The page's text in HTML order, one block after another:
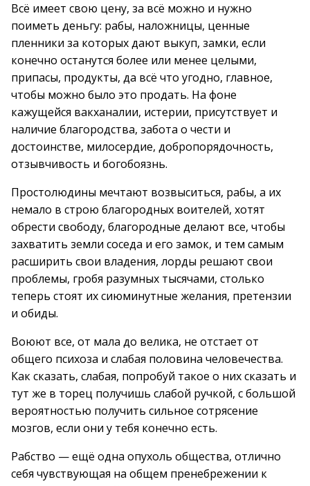
Всё имеет свою цену, за всё можно и нужно
поиметь деньгу: рабы, наложницы, ценные
пленники за которых дают выкуп, замки, если
конечно останутся более или менее целыми,
припасы, продукты, да всё что угодно, главное,
чтобы можно было это продать. На фоне
кажущейся вакханалии, истерии, присутствует и
наличие благородства, забота о чести и
достоинстве, милосердие, добропорядочность,
отзывчивость и богобоязнь.
Простолюдины мечтают возвыситься, рабы, а их
немало в строю благородных воителей, хотят
обрести свободу, благородные делают все, чтобы
захватить земли соседа и его замок, и тем самым
расширить свои владения, лорды решают свои
проблемы, гробя разумных тысячами, столько
теперь стоят их сиюминутные желания, претензии
и обиды.
Воюют все, от мала до велика, не отстает от
общего психоза и слабая половина человечества.
Как сказать, слабая, попробуй такое о них сказать и
тут же в торец получишь слабой ручкой, с большой
вероятностью получить сильное сотрясение
мозгов, если они у тебя конечно есть.
Рабство — ещё одна опухоль общества, отлично
себя чувствующая на общем пренебрежении к